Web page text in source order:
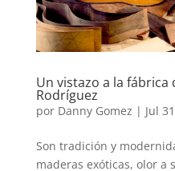
Un vistazo a la
Rodríguez
por Danny Gomez | Jul
Son tradición y
maderas exóticas, olor a